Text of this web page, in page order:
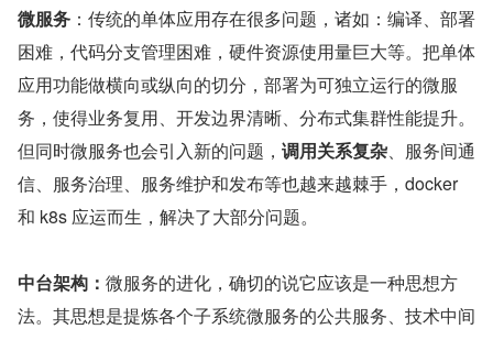
微服务 ：传统的单体应用存在很多问题，诸如：编译、部署
困难，代码分支管理困难，硬件资源使用量巨大等。把单体
应用功能做横向或纵向的切分，部署为可独立运行的微服
务，使得业务复用、开发边界清晰、分布式集群性能提升。
但同时微服务也会引入新的问题， 调用关系复杂、服务间通
信、服务治理、服务维护和发布等也越来越棘手，docker
和 k8s 应运而生，解决了大部分问题。
中台架构： 微服务的进化，确切的说它应该是一种思想方
法。其思想是提炼各个子系统微服务的公共服务、技术中间